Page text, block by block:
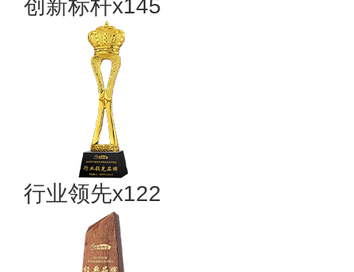
创新标杆x145
行业领先x122